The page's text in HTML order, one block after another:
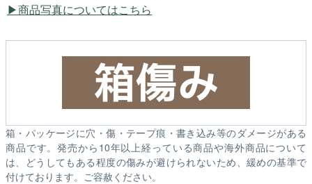
商品写真についてはこちら
箱・パッケージに穴・傷・テープ痕・書き込み等のダメージがある
商品です。発売から10年以上経っている商品や海外商品について
は、どうしてもある程度の傷みが避けられないため、緩めの基準で
付けております。ご容赦ください。